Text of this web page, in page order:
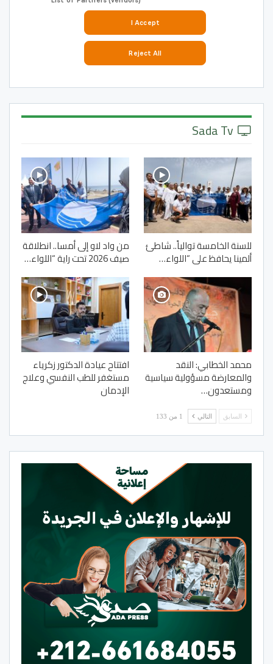
للسنة الخامسة توالياً.. شاطئ
ألمينا يحافظ على “اللواء…
من واد لاو إلى أمسا.. انطلاقة
صيف 2026 تحت راية “اللواء…
محمد الخطابي: النقد
والمعارضة مسؤولية سياسية
ومستعدون…
افتتاح عيادة الدكتور زكرياء
مستغفر للطب النفسي وعلاج
الإدمان
السابق التالي 1 من 133